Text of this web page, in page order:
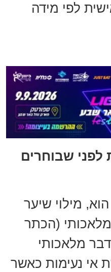
לפי מידה
שבוחרים
מילוי שיער
(הכתר
מלאכותי
אי נעימות כאשר